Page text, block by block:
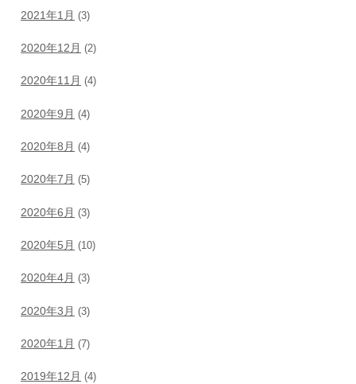
2021年1月 (3)
2020年12月 (2)
2020年11月 (4)
2020年9月 (4)
2020年8月 (4)
2020年7月 (5)
2020年6月 (3)
2020年5月 (10)
2020年4月 (3)
2020年3月 (3)
2020年1月 (7)
2019年12月 (4)